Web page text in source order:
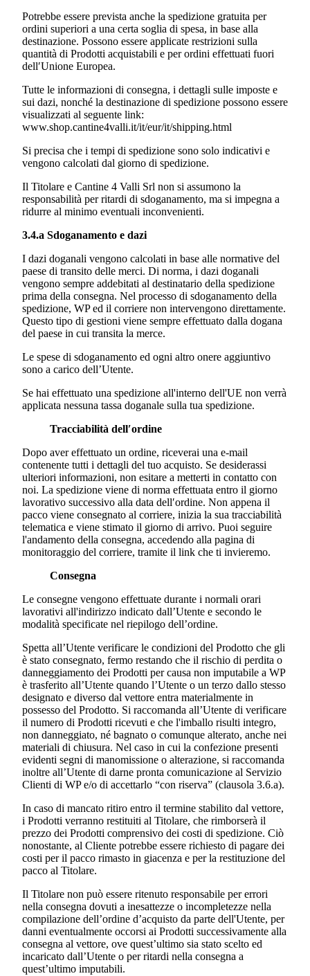
Potrebbe essere prevista anche la spedizione gratuita per
ordini superiori a una certa soglia di spesa, in base alla
destinazione. Possono essere applicate restrizioni sulla
quantità di Prodotti acquistabili e per ordini effettuati fuori
dell′Unione Europea.
Tutte le informazioni di consegna, i dettagli sulle imposte e
sui dazi, nonché la destinazione di spedizione possono essere
visualizzati al seguente link:
www.shop.cantine4valli.it/it/eur/it/shipping.html
Si precisa che i tempi di spedizione sono solo indicativi e
vengono calcolati dal giorno di spedizione.
Il Titolare e Cantine 4 Valli Srl non si assumono la
responsabilità per ritardi di sdoganamento, ma si impegna a
ridurre al minimo eventuali inconvenienti.
3.4.a Sdoganamento e dazi
I dazi doganali vengono calcolati in base alle normative del
paese di transito delle merci. Di norma, i dazi doganali
vengono sempre addebitati al destinatario della spedizione
prima della consegna. Nel processo di sdoganamento della
spedizione, WP ed il corriere non intervengono direttamente.
Questo tipo di gestioni viene sempre effettuato dalla dogana
del paese in cui transita la merce.
Le spese di sdoganamento ed ogni altro onere aggiuntivo
sono a carico dell’Utente.
Se hai effettuato una spedizione all'interno dell'UE non verrà
applicata nessuna tassa doganale sulla tua spedizione.
Tracciabilità dell′ordine
Dopo aver effettuato un ordine, riceverai una e-mail
contenente tutti i dettagli del tuo acquisto. Se desiderassi
ulteriori informazioni, non esitare a metterti in contatto con
noi. La spedizione viene di norma effettuata entro il giorno
lavorativo successivo alla data dell′ordine. Non appena il
pacco viene consegnato al corriere, inizia la sua tracciabilità
telematica e viene stimato il giorno di arrivo. Puoi seguire
l'andamento della consegna, accedendo alla pagina di
monitoraggio del corriere, tramite il link che ti invieremo.
Consegna
Le consegne vengono effettuate durante i normali orari
lavorativi all'indirizzo indicato dall’Utente e secondo le
modalità specificate nel riepilogo dell’ordine.
Spetta all’Utente verificare le condizioni del Prodotto che gli
è stato consegnato, fermo restando che il rischio di perdita o
danneggiamento dei Prodotti per causa non imputabile a WP
è trasferito all’Utente quando l’Utente o un terzo dallo stesso
designato e diverso dal vettore entra materialmente in
possesso del Prodotto. Si raccomanda all’Utente di verificare
il numero di Prodotti ricevuti e che l'imballo risulti integro,
non danneggiato, né bagnato o comunque alterato, anche nei
materiali di chiusura. Nel caso in cui la confezione presenti
evidenti segni di manomissione o alterazione, si raccomanda
inoltre all’Utente di darne pronta comunicazione al Servizio
Clienti di WP e/o di accettarlo “con riserva” (clausola 3.6.a).
In caso di mancato ritiro entro il termine stabilito dal vettore,
i Prodotti verranno restituiti al Titolare, che rimborserà il
prezzo dei Prodotti comprensivo dei costi di spedizione. Ciò
nonostante, al Cliente potrebbe essere richiesto di pagare dei
costi per il pacco rimasto in giacenza e per la restituzione del
pacco al Titolare.
Il Titolare non può essere ritenuto responsabile per errori
nella consegna dovuti a inesattezze o incompletezze nella
compilazione dell’ordine d’acquisto da parte dell'Utente, per
danni eventualmente occorsi ai Prodotti successivamente alla
consegna al vettore, ove quest’ultimo sia stato scelto ed
incaricato dall’Utente o per ritardi nella consegna a
quest’ultimo imputabili.